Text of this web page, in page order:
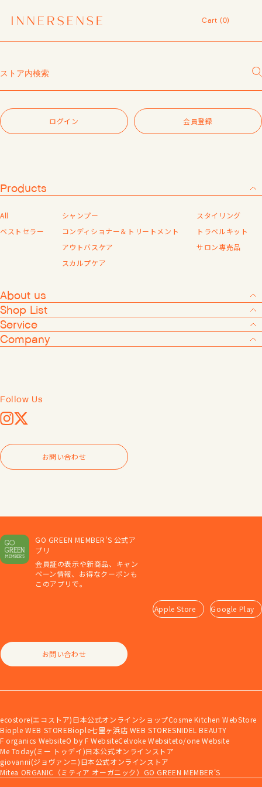
１点以上ご購入で、シャンプーコンディショナーサンプル（２種）プレ
7,700円（税込）以上ご購入で、「ピュアクラリファイングマスク
レビュー1投稿につき30ポイントプレゼント中！
令和8年熊本地震 被災地支援について
１点以上ご購入で、シャンプーコンディショナーサンプル（２種）プレ
ゼント中！
Cart (0)
ログイン 会員登録
Products
All
ベストセラー
シャンプー
コンディショナー＆トリートメント
アウトバスケア
スカルプケア
スタイリング
トラベルキット
サロン専売品
About us
Shop List
Service
Company
Follow Us
Instagram
X
お問い合わせ
ログイン
新規会員登録
会員登録がお済みでない方は「会員登録する」をタップしていただき、
※会員システムへ遷移します。
Shop List
Service
Company
GO GREEN MEMBER'S 公式ア
プリ
会員証の表示や新商品、キャン
ペーン情報、お得なクーポンも
このアプリで。
Apple Store Google Play
お問い合わせ
ecostore(エコストア)日本公式オンラインショップCosme Kitchen WebStore
Biople WEB STOREBiople七里ヶ浜店 WEB STORESNIDEL BEAUTY
F organics WebsiteO by F WebsiteCelvoke Websiteto/one Website
Me Today(ミー トゥデイ)日本公式オンラインストア
giovanni(ジョヴァンニ)日本公式オンラインストア
Mitea ORGANIC（ミティア オーガニック） GO GREEN MEMBER'S